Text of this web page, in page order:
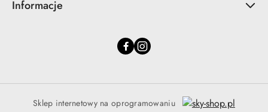
Informacje
Sklep internetowy na oprogramowaniu